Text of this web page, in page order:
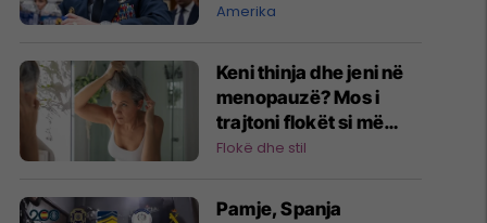
Amerika
Keni thinja dhe jeni në
menopauzë? Mos i
trajtoni flokët si më
parë!
Flokë dhe stil
Pamje, Spanja